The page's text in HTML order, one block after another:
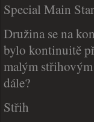
Special Main
Družina se na
bylo kontinuitě
malým
dále?
Střih